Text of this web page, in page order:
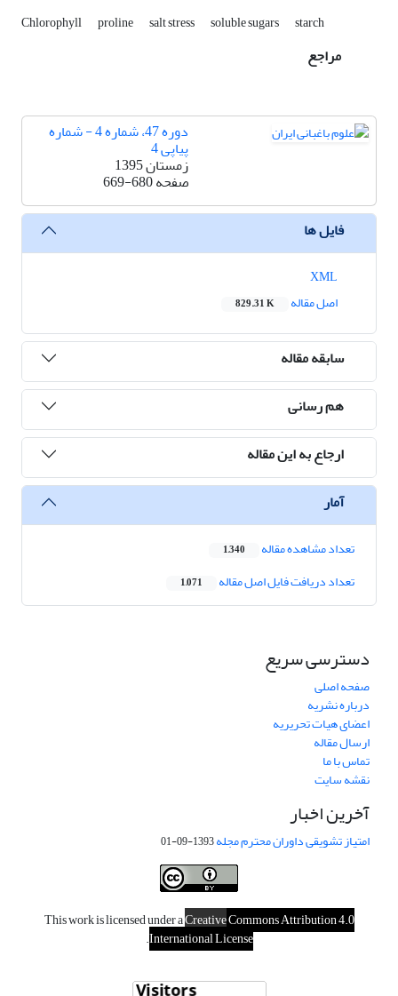
Chlorophyll proline salt stress soluble sugars starch
مراجع
دوره 47، شماره 4 - شماره
پیاپی 4
زمستان 1395
صفحه669-680
فایل ها
اصل مقاله
829.31 K
سابقه مقاله
هم رسانی
ارجاع به این مقاله
آمار
تعداد مشاهده مقاله 1,340
تعداد دریافت فایل اصل مقاله 1,071
دسترسی سریع
صفحه اصلی
درباره نشریه
اعضای هیات تحریریه
ارسال مقاله
تماس با ما
نقشه سایت
آخرین اخبار
امتیاز تشویقی داوران محترم مجله1393-09-01
This work is licensed under aCreativeCommons Attribution 4.0
International License
.